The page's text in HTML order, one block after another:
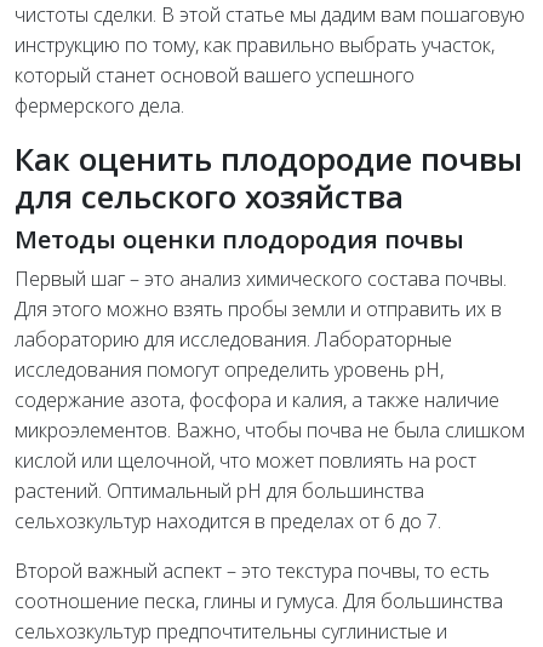
чистоты сделки. В этой статье мы дадим вам пошаговую
инструкцию по тому, как правильно выбрать участок,
который станет основой вашего успешного
фермерского дела.
Как оценить плодородие почвы
для сельского хозяйства
Методы оценки плодородия почвы
Первый шаг – это анализ химического состава почвы.
Для этого можно взять пробы земли и отправить их в
лабораторию для исследования. Лабораторные
исследования помогут определить уровень pH,
содержание азота, фосфора и калия, а также наличие
микроэлементов. Важно, чтобы почва не была слишком
кислой или щелочной, что может повлиять на рост
растений. Оптимальный pH для большинства
сельхозкультур находится в пределах от 6 до 7.
Второй важный аспект – это текстура почвы, то есть
соотношение песка, глины и гумуса. Для большинства
сельхозкультур предпочтительны суглинистые и